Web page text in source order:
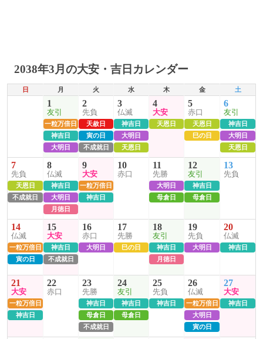
2038年3月の大安・吉日カレンダー
日 月 火 水 木 金 土
1
友引
一粒万倍日
神吉日
大明日
2
先負
天赦日
寅の日
不成就日
3
仏滅
神吉日
大明日
天恩日
4
大安
天恩日
5
赤口
天恩日
巳の日
6
友引
神吉日
大明日
天恩日
7
先負
天恩日
不成就日
8
仏滅
神吉日
大明日
月徳日
9
大安
一粒万倍日
神吉日
10
赤口
11
先勝
大明日
母倉日
12
友引
神吉日
母倉日
13
先負
14
仏滅
一粒万倍日
寅の日
15
大安
神吉日
不成就日
16
赤口
大明日
17
先勝
巳の日
18
友引
神吉日
月徳日
19
先負
大明日
20
仏滅
神吉日
21
大安
一粒万倍日
神吉日
22
赤口
23
先勝
神吉日
母倉日
不成就日
24
友引
神吉日
母倉日
25
先負
神吉日
26
仏滅
一粒万倍日
大明日
寅の日
27
大安
神吉日